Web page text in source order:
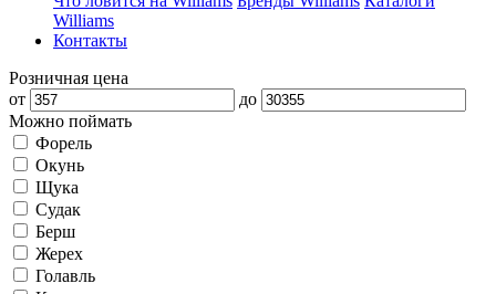
Williams
Контакты
Розничная цена
от
до
Можно поймать
Форель
Окунь
Щука
Судак
Берш
Жерех
Голавль